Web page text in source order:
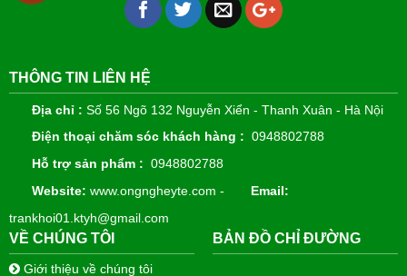
THÔNG TIN LIÊN HỆ
Địa chỉ : Số 56 Ngõ 132 Nguyễn Xiển - Thanh Xuân - Hà Nội
Điện thoại chăm sóc khách hàng : 0948802788
Hỗ trợ sản phẩm : 0948802788
Website: www.ongngheyte.com -
Email:
trankhoi01.ktyh@gmail.com
VỀ CHÚNG TÔI
Giới thiệu về chúng tôi
BẢN ĐỒ CHỈ ĐƯỜNG